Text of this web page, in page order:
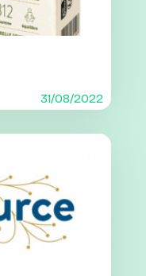
31/08/2022